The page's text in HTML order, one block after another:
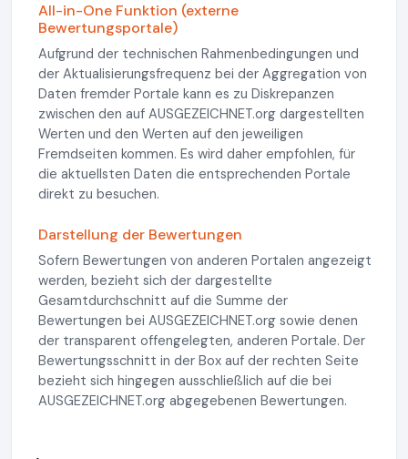
All-in-One Funktion (externe
Bewertungsportale)
Aufgrund der technischen Rahmenbedingungen und
der Aktualisierungsfrequenz bei der Aggregation von
Daten fremder Portale kann es zu Diskrepanzen
zwischen den auf AUSGEZEICHNET.org dargestellten
Werten und den Werten auf den jeweiligen
Fremdseiten kommen. Es wird daher empfohlen, für
die aktuellsten Daten die entsprechenden Portale
direkt zu besuchen.
Darstellung der Bewertungen
Sofern Bewertungen von anderen Portalen angezeigt
werden, bezieht sich der dargestellte
Gesamtdurchschnitt auf die Summe der
Bewertungen bei AUSGEZEICHNET.org sowie denen
der transparent offengelegten, anderen Portale. Der
Bewertungsschnitt in der Box auf der rechten Seite
bezieht sich hingegen ausschließlich auf die bei
AUSGEZEICHNET.org abgegebenen Bewertungen.